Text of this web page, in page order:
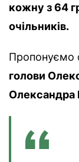
кожну з 64
очільників.
Пропонуємо
голови
Олександра